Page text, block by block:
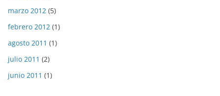
marzo 2012 (5)
febrero 2012 (1)
agosto 2011 (1)
julio 2011 (2)
junio 2011 (1)